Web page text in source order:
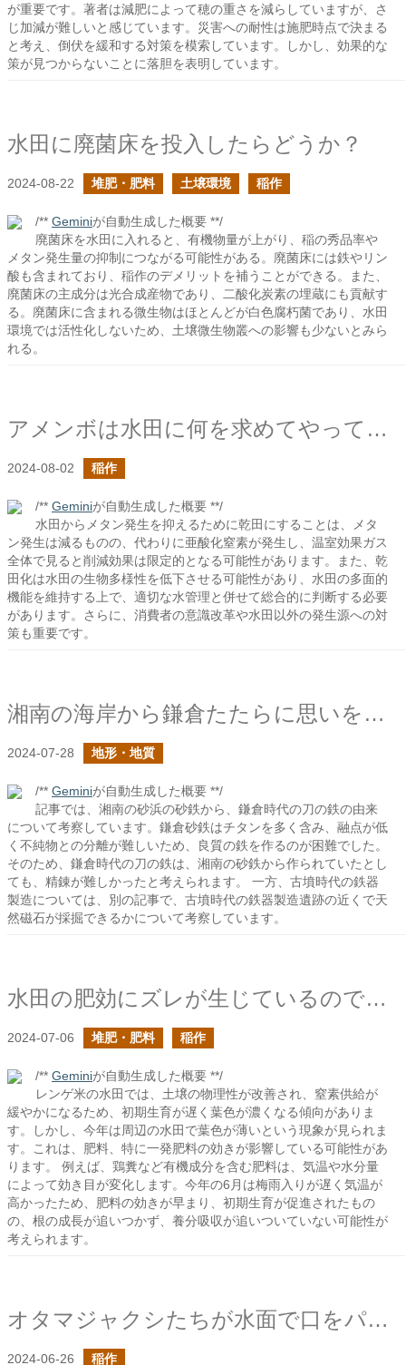
が重要です。著者は減肥によって穂の重さを減らしていますが、さ
じ加減が難しいと感じています。災害への耐性は施肥時点で決まる
と考え、倒伏を緩和する対策を模索しています。しかし、効果的な
策が見つからないことに落胆を表明しています。
水田に廃菌床を投入したらどうか？
2024-08-22 堆肥・肥料 土壌環境 稲作
/** Geminiが自動生成した概要 **/
廃菌床を水田に入れると、有機物量が上がり、稲の秀品率や
メタン発生量の抑制につながる可能性がある。廃菌床には鉄やリン
酸も含まれており、稲作のデメリットを補うことができる。また、
廃菌床の主成分は光合成産物であり、二酸化炭素の埋蔵にも貢献す
る。廃菌床に含まれる微生物はほとんどが白色腐朽菌であり、水田
環境では活性化しないため、土壌微生物叢への影響も少ないとみら
れる。
アメンボは水田に何を求めてやってくるのだろう？
2024-08-02 稲作
/** Geminiが自動生成した概要 **/
水田からメタン発生を抑えるために乾田にすることは、メタ
ン発生は減るものの、代わりに亜酸化窒素が発生し、温室効果ガス
全体で見ると削減効果は限定的となる可能性があります。また、乾
田化は水田の生物多様性を低下させる可能性があり、水田の多面的
機能を維持する上で、適切な水管理と併せて総合的に判断する必要
があります。さらに、消費者の意識改革や水田以外の発生源への対
策も重要です。
湘南の海岸から鎌倉たたらに思いを馳せる
2024-07-28 地形・地質
/** Geminiが自動生成した概要 **/
記事では、湘南の砂浜の砂鉄から、鎌倉時代の刀の鉄の由来
について考察しています。鎌倉砂鉄はチタンを多く含み、融点が低
く不純物との分離が難しいため、良質の鉄を作るのが困難でした。
そのため、鎌倉時代の刀の鉄は、湘南の砂鉄から作られていたとし
ても、精錬が難しかったと考えられます。 一方、古墳時代の鉄器
製造については、別の記事で、古墳時代の鉄器製造遺跡の近くで天
然磁石が採掘できるかについて考察しています。
水田の肥効にズレが生じているのでは？
2024-07-06 堆肥・肥料 稲作
/** Geminiが自動生成した概要 **/
レンゲ米の水田では、土壌の物理性が改善され、窒素供給が
緩やかになるため、初期生育が遅く葉色が濃くなる傾向がありま
す。しかし、今年は周辺の水田で葉色が薄いという現象が見られま
す。これは、肥料、特に一発肥料の効きが影響している可能性があ
ります。 例えば、鶏糞など有機成分を含む肥料は、気温や水分量
によって効き目が変化します。今年の6月は梅雨入りが遅く気温が
高かったため、肥料の効きが早まり、初期生育が促進されたもの
の、根の成長が追いつかず、養分吸収が追いついていない可能性が
考えられます。
オタマジャクシたちが水面で口をパクパクしてた
2024-06-26 稲作